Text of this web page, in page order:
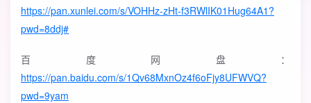
https://pan.xunlei.com/s/VOHHz-zHt-f3RWlIK01Hug64A1?
pwd=8ddj#
百度网盘：
https://pan.baidu.com/s/1Qv68MxnOz4f6oFjy8UFWVQ?
pwd=9yam